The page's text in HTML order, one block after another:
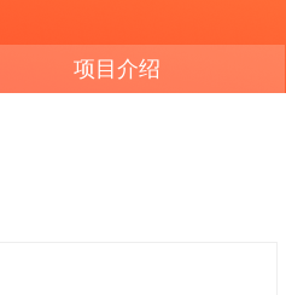
项目介绍